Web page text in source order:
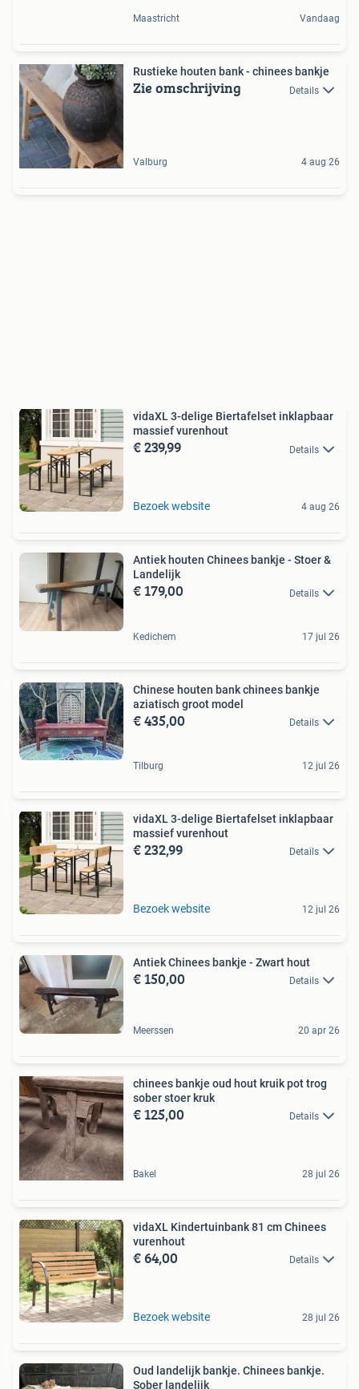
Maastricht Vandaag
Rustieke houten bank - chinees bankje
Zie omschrijving Details
Valburg 4 aug 26
vidaXL 3-delige Biertafelset inklapbaar
massief vurenhout
€ 239,99 Details
Bezoek website 4 aug 26
Antiek houten Chinees bankje - Stoer &
Landelijk
€ 179,00 Details
Kedichem 17 jul 26
Chinese houten bank chinees bankje
aziatisch groot model
€ 435,00 Details
Tilburg 12 jul 26
vidaXL 3-delige Biertafelset inklapbaar
massief vurenhout
€ 232,99 Details
Bezoek website 12 jul 26
Antiek Chinees bankje - Zwart hout
€ 150,00 Details
Meerssen 20 apr 26
chinees bankje oud hout kruik pot trog
sober stoer kruk
€ 125,00 Details
Bakel 28 jul 26
vidaXL Kindertuinbank 81 cm Chinees
vurenhout
€ 64,00 Details
Bezoek website 28 jul 26
Oud landelijk bankje. Chinees bankje.
Sober landelijk